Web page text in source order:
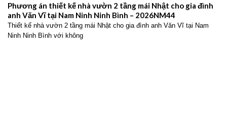
Phương án thiết kế nhà vườn 2 tầng mái Nhật cho gia đình
anh Văn Vĩ tại Nam Ninh Ninh Bình – 2026NM44
Thiết kế nhà vườn 2 tầng mái Nhật cho gia đình anh Văn Vĩ tại Nam
Ninh Ninh Bình với không